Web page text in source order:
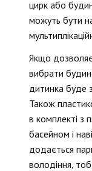
цирк або
можуть бути
Якщо
вибрати
дитинка буде
Також
в комплекті з
басейном і
додається
володіння,